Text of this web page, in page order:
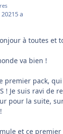
5 a
à toutes et
va bien !
premier pack,
! Je suis ravi de
pour la suite,
et ce